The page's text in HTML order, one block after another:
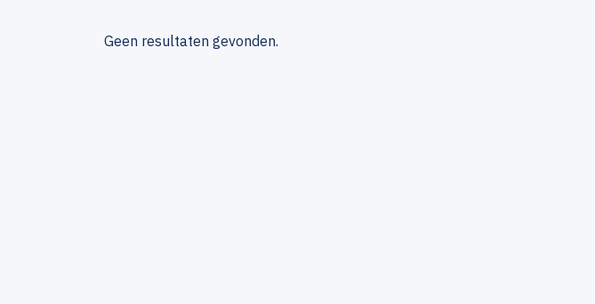
Geen resultaten gevonden.